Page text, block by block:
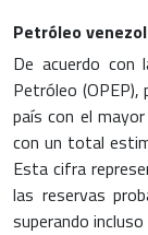
Petróleo
De acuerdo con
Petróleo (OPEP),
país con el
con un total
Esta cifra
las reservas
superando